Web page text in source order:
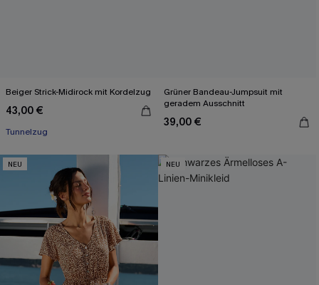
Beiger Strick-Midirock mit Kordelzug
43,00 €
Tunnelzug
Grüner Bandeau-Jumpsuit mit
geradem Ausschnitt
39,00 €
NEU NEU